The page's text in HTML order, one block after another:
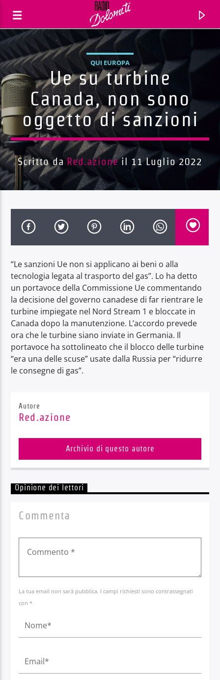
Traccia corrente
Radio Dolomiti
QUI EUROPA
Ue su turbine
Canada, non sono
oggetto di sanzioni
Scritto da Red.azioneil 11 Luglio 2022
“Le sanzioni Ue non si applicano ai beni o alla
tecnologia legata al trasporto del gas”. Lo ha detto
un portavoce della Commissione Ue commentando
la decisione del governo canadese di far rientrare le
turbine impiegate nel Nord Stream 1 e bloccate in
Canada dopo la manutenzione. L’accordo prevede
ora che le turbine siano inviate in Germania. Il
portavoce ha sottolineato che il blocco delle turbine
“era una delle scuse” usate dalla Russia per “ridurre
le consegne di gas”.
Autore
Red.azione
Archivio di questo autore
Opinione dei lettori
Commenta
La tua email non sarà pubblica. I campi richiesti sono contrassegnati
con *